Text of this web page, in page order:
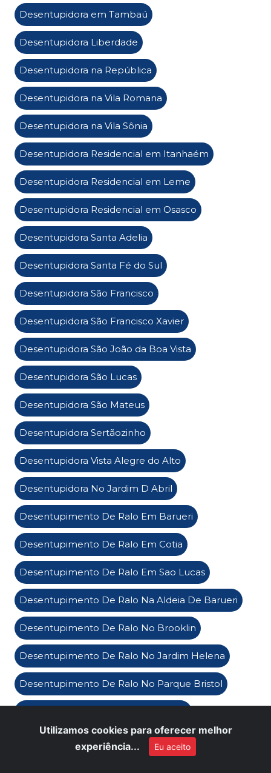
Desentupidora em Tambaú
Desentupidora Liberdade
Desentupidora na República
Desentupidora na Vila Romana
Desentupidora na Vila Sônia
Desentupidora Residencial em Itanhaém
Desentupidora Residencial em Leme
Desentupidora Residencial em Osasco
Desentupidora Santa Adelia
Desentupidora Santa Fé do Sul
Desentupidora São Francisco
Desentupidora São Francisco Xavier
Desentupidora São João da Boa Vista
Desentupidora São Lucas
Desentupidora São Mateus
Desentupidora Sertãozinho
Desentupidora Vista Alegre do Alto
Desentupidora No Jardim D Abril
Desentupimento De Ralo Em Barueri
Desentupimento De Ralo Em Cotia
Desentupimento De Ralo Em Sao Lucas
Desentupimento De Ralo Na Aldeia De Barueri
Desentupimento De Ralo No Brooklin
Desentupimento De Ralo No Jardim Helena
Desentupimento De Ralo No Parque Bristol
Limpa Fossa Em Santa Isabel
Utilizamos cookies para oferecer melhor
experiência...
Eu aceito